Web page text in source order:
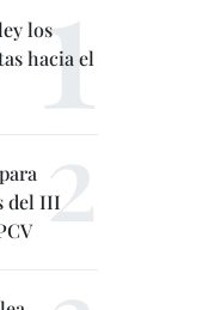
los
hacia el
del III